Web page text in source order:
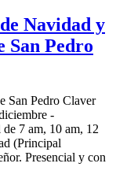
Navidad y
San Pedro
San Pedro Claver
-
7 am, 10 am, 12
(Principal
Presencial y con